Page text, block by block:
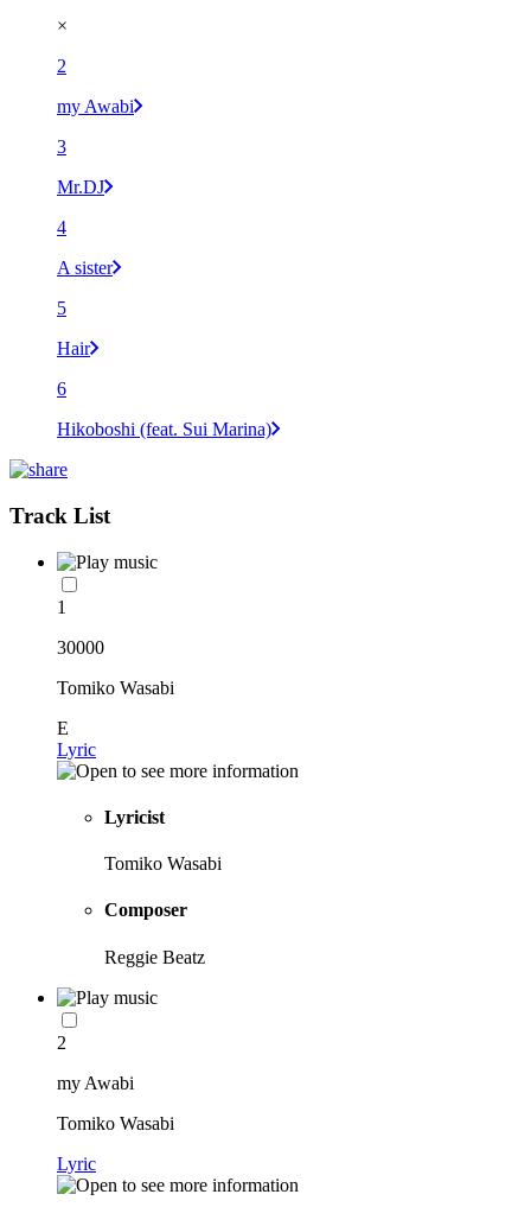
×
2
my Awabi
3
Mr.DJ
4
A sister
5
Hair
6
Hikoboshi (feat. Sui Marina)
Track List
1
30000
Tomiko Wasabi
E
Lyric
Lyricist
Tomiko Wasabi
Composer
Reggie Beatz
2
my Awabi
Tomiko Wasabi
Lyric